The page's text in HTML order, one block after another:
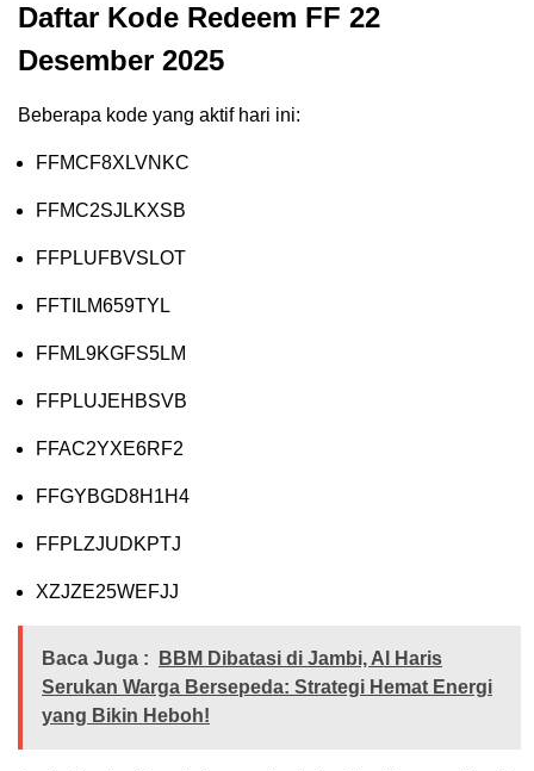
Daftar Kode Redeem FF 22
Desember 2025
Beberapa kode yang aktif hari ini:
FFMCF8XLVNKC
FFMC2SJLKXSB
FFPLUFBVSLOT
FFTILM659TYL
FFML9KGFS5LM
FFPLUJEHBSVB
FFAC2YXE6RF2
FFGYBGD8H1H4
FFPLZJUDKPTJ
XZJZE25WEFJJ
Baca Juga :
BBM Dibatasi di Jambi, Al Haris
Serukan Warga Bersepeda: Strategi Hemat Energi
yang Bikin Heboh!